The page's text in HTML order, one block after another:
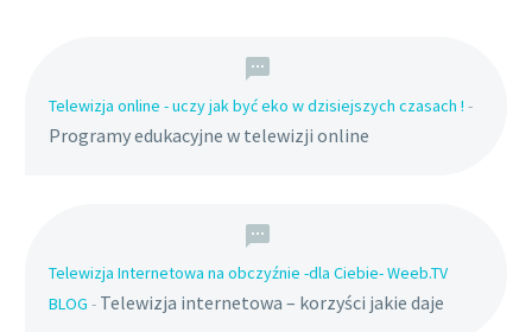
Telewizja online - uczy jak być eko w dzisiejszych czasach ! -
Programy edukacyjne w telewizji online
Telewizja Internetowa na obczyźnie -dla Ciebie- Weeb.TV
BLOG - Telewizja internetowa – korzyści jakie daje